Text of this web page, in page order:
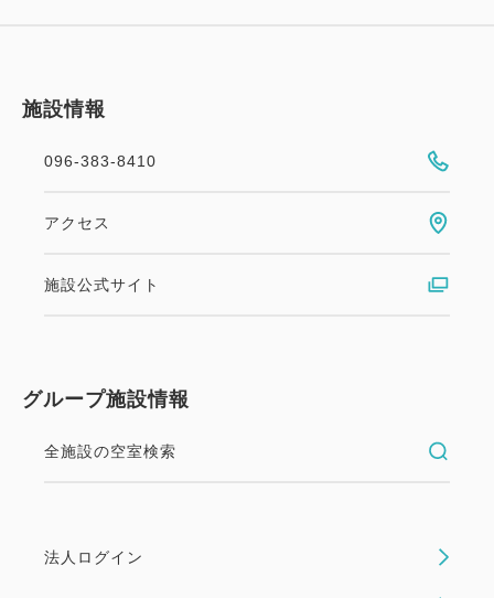
施設情報
096-383-8410
アクセス
施設公式サイト
グループ施設情報
全施設の空室検索
法人ログイン